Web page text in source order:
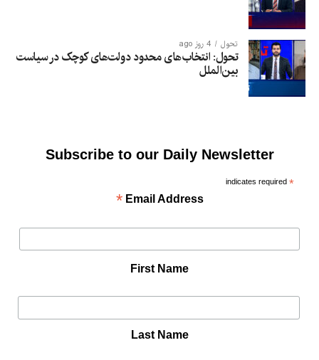
تحول 4 روز ago
تحول: انتخاب‌های محدود دولت‌های کوچک در سیاست
بین‌الملل
Subscribe to our Daily Newsletter
*
indicates required
Email Address
*
First Name
Last Name